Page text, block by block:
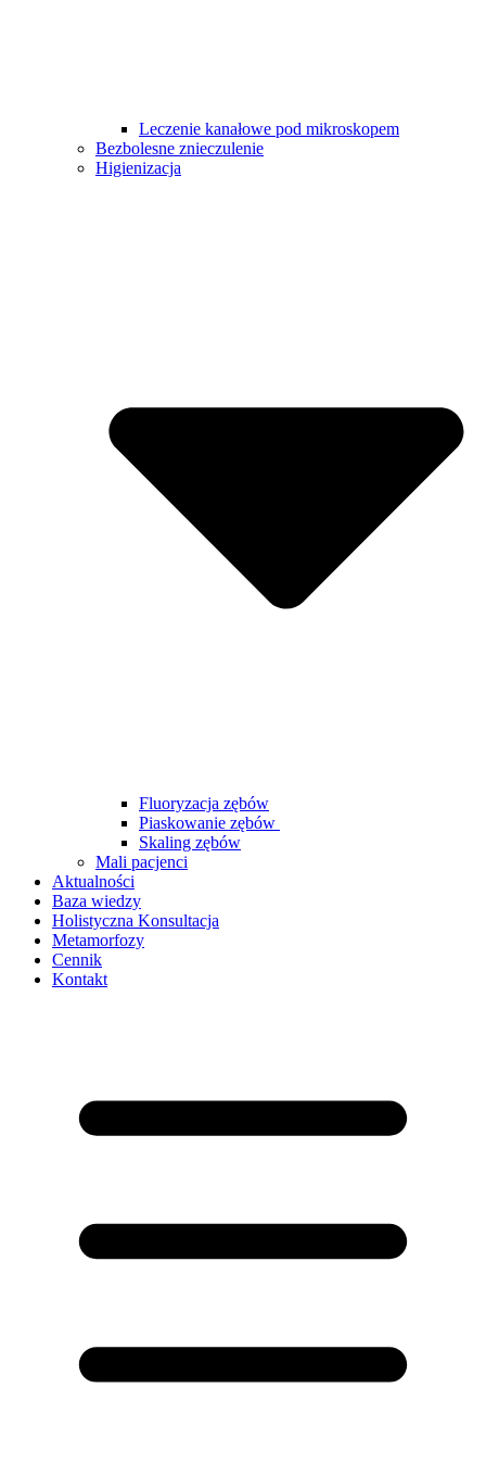
Leczenie kanałowe pod mikroskopem
Bezbolesne znieczulenie
Higienizacja
Fluoryzacja zębów
Piaskowanie zębów
Skaling zębów
Mali pacjenci
Aktualności
Baza wiedzy
Holistyczna Konsultacja
Metamorfozy
Cennik
Kontakt